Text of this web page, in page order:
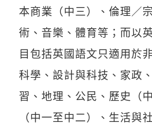
本商業（中三）、倫理／
術、音樂、體育等；而以
目包括英國語文只適用於
科學、設計與科技、家政
習、地理、公民、歷史（
（中一至中二）、生活與